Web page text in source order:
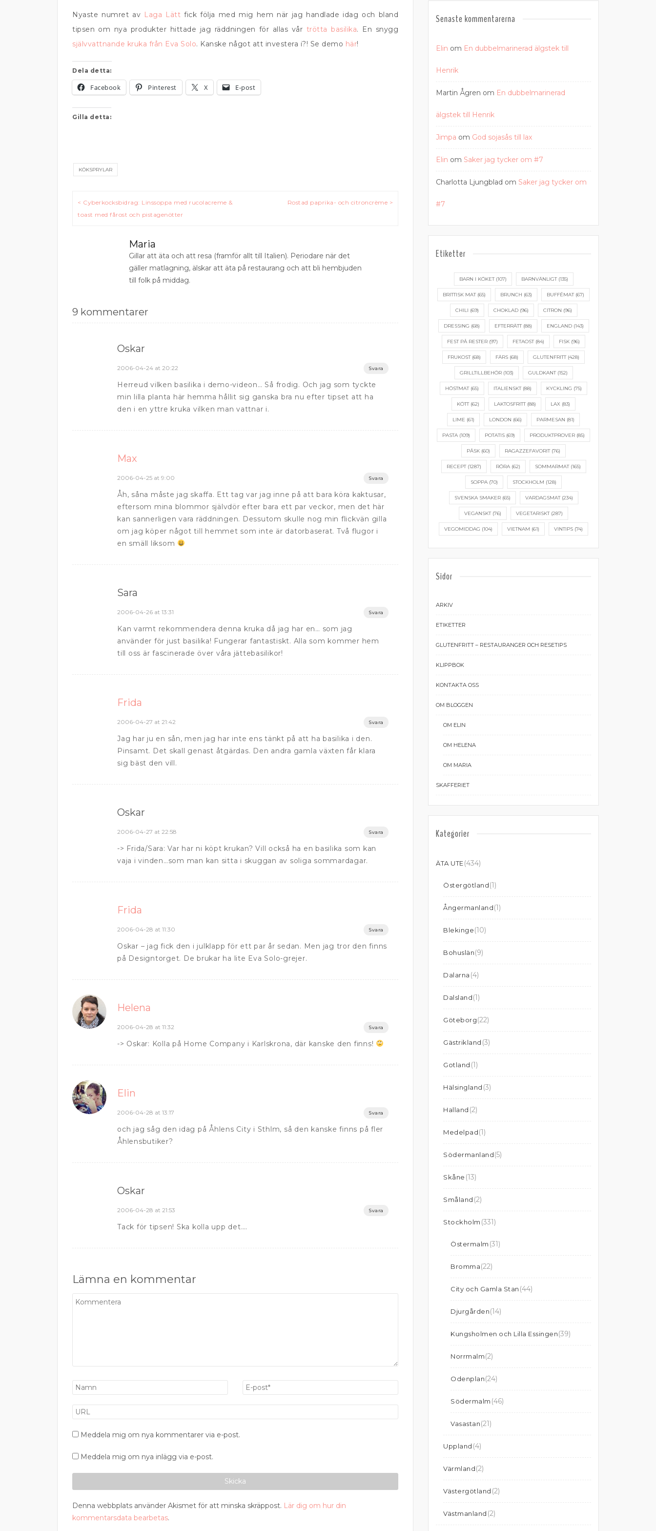
Nyaste numret av Laga Lätt fick följa med mig hem när jag handlade idag och bland
tipsen om nya produkter hittade jag räddningen för allas vår trötta basilika. En snygg
självvattnande kruka från Eva Solo. Kanske något att investera i?! Se demo här!
Dela detta:
Facebook Pinterest X E-post
Gilla detta:
KÖKSPRYLAR
Inläggsnavigering
< Cyberkocksbidrag: Linssoppa med rucolacreme &
toast med fårost och pistagenötter
Rostad paprika- och citroncrème >
Maria
Gillar att äta och att resa (framför allt till Italien). Periodare när det
gäller matlagning, älskar att äta på restaurang och att bli hembjuden
till folk på middag.
9 kommentarer
Oskar
2006-04-24 at 20:22 Svara
Herreud vilken basilika i demo-videon… Så frodig. Och jag som tyckte
min lilla planta här hemma hållit sig ganska bra nu efter tipset att ha
den i en yttre kruka vilken man vattnar i.
Max
2006-04-25 at 9:00 Svara
Åh, såna måste jag skaffa. Ett tag var jag inne på att bara köra kaktusar,
eftersom mina blommor självdör efter bara ett par veckor, men det här
kan sannerligen vara räddningen. Dessutom skulle nog min flickvän gilla
om jag köper något till hemmet som inte är datorbaserat. Två flugor i
en smäll liksom
Sara
2006-04-26 at 13:31 Svara
Kan varmt rekommendera denna kruka då jag har en… som jag
använder för just basilika! Fungerar fantastiskt. Alla som kommer hem
till oss är fascinerade över våra jättebasilikor!
Frida
2006-04-27 at 21:42 Svara
Jag har ju en sån, men jag har inte ens tänkt på att ha basilika i den.
Pinsamt. Det skall genast åtgärdas. Den andra gamla växten får klara
sig bäst den vill.
Oskar
2006-04-27 at 22:58 Svara
-> Frida/Sara: Var har ni köpt krukan? Vill också ha en basilika som kan
vaja i vinden…som man kan sitta i skuggan av soliga sommardagar.
Frida
2006-04-28 at 11:30 Svara
Oskar – jag fick den i julklapp för ett par år sedan. Men jag tror den finns
på Designtorget. De brukar ha lite Eva Solo-grejer.
Helena
2006-04-28 at 11:32 Svara
-> Oskar: Kolla på Home Company i Karlskrona, där kanske den finns!
Elin
2006-04-28 at 13:17 Svara
och jag såg den idag på Åhlens City i Sthlm, så den kanske finns på fler
Åhlensbutiker?
Oskar
2006-04-28 at 21:53 Svara
Tack för tipsen! Ska kolla upp det….
Lämna en kommentar
Meddela mig om nya kommentarer via e-post.
Meddela mig om nya inlägg via e-post.
Denna webbplats använder Akismet för att minska skräppost. Lär dig om hur din
kommentarsdata bearbetas.
Senaste kommentarerna
Elin om En dubbelmarinerad älgstek till
Henrik
Martin Ågren om En dubbelmarinerad
älgstek till Henrik
Jimpa om God sojasås till lax
Elin om Saker jag tycker om #7
Charlotta Ljungblad om Saker jag tycker om
#7
Etiketter
BARN I KÖKET(107) BARNVÄNLIGT(135)
BRITTISK MAT(65) BRUNCH (63) BUFFÉMAT(67)
CHILI (69) CHOKLAD(96) CITRON (96)
DRESSING (68) EFTERRÄTT(88) ENGLAND(143)
FEST PÅ RESTER (97) FETAOST(84) FISK (96)
FRUKOST(68) FÄRS (68) GLUTENFRITT(428)
GRILLTILLBEHÖR(103) GULDKANT(152)
HÖSTMAT(65) ITALIENSKT(88) KYCKLING (75)
KÖTT(62) LAKTOSFRITT(88) LAX (83)
LIME (61) LONDON (66) PARMESAN (81)
PASTA (109) POTATIS (69) PRODUKTPROVER (85)
PÅSK (60) RAGAZZEFAVORIT(76)
RECEPT(1287) RÖRA(62) SOMMARMAT(165)
SOPPA (70) STOCKHOLM (128)
SVENSKA SMAKER(65) VARDAGSMAT(234)
VEGANSKT(76) VEGETARISKT(287)
VEGOMIDDAG (104) VIETNAM (61) VINTIPS (74)
Sidor
ARKIV
ETIKETTER
GLUTENFRITT – RESTAURANGER OCH RESETIPS
KLIPPBOK
KONTAKTA OSS
OM BLOGGEN
OM ELIN
OM HELENA
OM MARIA
SKAFFERIET
Kategorier
ÄTA UTE(434)
Östergötland(1)
Ångermanland(1)
Blekinge(10)
Bohuslän(9)
Dalarna (4)
Dalsland(1)
Göteborg(22)
Gästrikland (3)
Gotland (1)
Hälsingland (3)
Halland (2)
Medelpad(1)
Södermanland(5)
Skåne (13)
Småland (2)
Stockholm (331)
Östermalm (31)
Bromma(22)
City och Gamla Stan (44)
Djurgården(14)
Kungsholmen och Lilla Essingen(39)
Norrmalm(2)
Odenplan(24)
Södermalm (46)
Vasastan(21)
Uppland (4)
Värmland(2)
Västergötland (2)
Västmanland (2)